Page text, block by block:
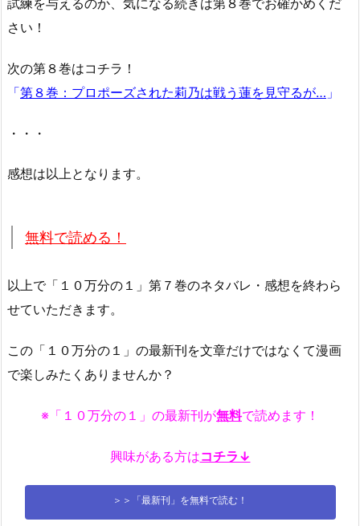
試練を与えるのか、気になる続きは第８巻でお確かめくだ
さい！
次の第８巻はコチラ！
「第８巻：プロポーズされた莉乃は戦う蓮を見守るが… 」
・・・
感想は以上となります。
無料で読める！
以上で「１０万分の１」第７巻のネタバレ・感想を終わら
せていただきます。
この「１０万分の１」の最新刊を文章だけではなくて漫画
で楽しみたくありませんか？
※「１０万分の１」の最新刊が無料で読めます！
興味がある方はコチラ↓
＞＞「最新刊」を無料で読む！